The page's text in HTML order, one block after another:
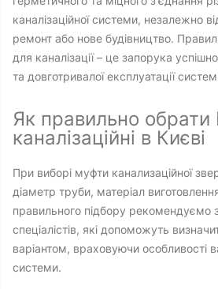
каналізаційної системи, незалежно
ремонт або нове будівництво.
для каналізації – це запорука
та довготривалої експлуатації
Як правильно
каналізаційні в Києві
При виборі муфти канализаційної
діаметр труби, матеріал
правильного підбору рекомендуємо
спеціалістів, які допоможуть
варіантом, враховуючи особливості
системи.